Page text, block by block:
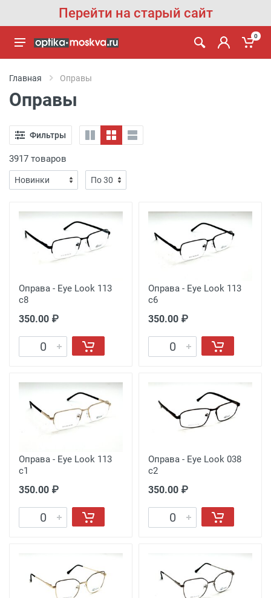
Перейти на старый сайт
0
Главная Оправы
Оправы
Фильтры
3917 товаров
Оправа - Eye Look 113
c8
350.00 ₽
Оправа - Eye Look 113
c6
350.00 ₽
Оправа - Eye Look 113
c1
350.00 ₽
Оправа - Eye Look 038
c2
350.00 ₽